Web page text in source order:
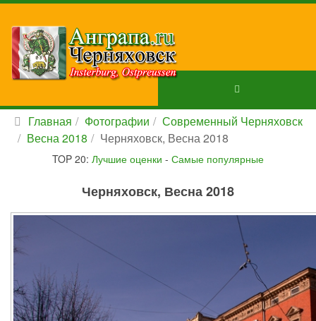
Главная Фотографии
Современный Черняховск
Весна 2018
Черняховск, Весна 2018
TOP 20: Лучшие оценки - Самые популярные
Черняховск, Весна 2018